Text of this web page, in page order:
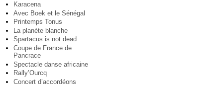
Karacena
Avec Boek et le Sénégal
Printemps Tonus
La planète blanche
Spartacus is not dead
Coupe de France de
Pancrace
Spectacle danse africaine
Rally’Ourcq
Concert d’accordéons